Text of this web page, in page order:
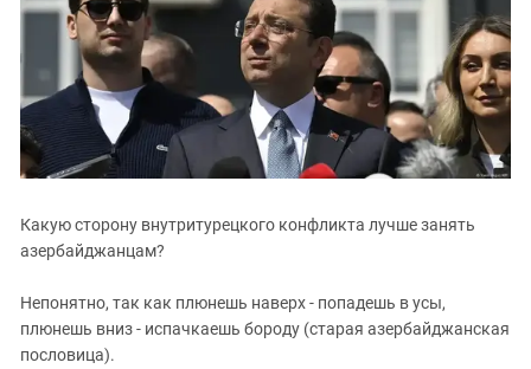
Какую сторону внутритурецкого конфликта лучше занять
азербайджанцам?
Непонятно, так как плюнешь наверх - попадешь в усы,
плюнешь вниз - испачкаешь бороду (старая азербайджанская
пословица).